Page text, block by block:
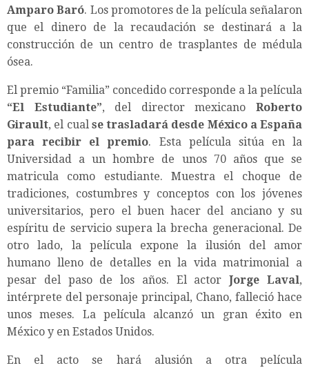
Amparo Baró. Los promotores de la película señalaron
que el dinero de la recaudación se destinará a la
construcción de un centro de trasplantes de médula
ósea.
El premio “Familia” concedido corresponde a la película
“El Estudiante”, del director mexicanoRoberto
Girault, el cual se trasladará desde México a España
para recibir el premio. Esta película sitúa en la
Universidad a un hombre de unos 70 años que se
matricula como estudiante. Muestra el choque de
tradiciones, costumbres y conceptos con los jóvenes
universitarios, pero el buen hacer del anciano y su
espíritu de servicio supera la brecha generacional. De
otro lado, la película expone la ilusión del amor
humano lleno de detalles en la vida matrimonial a
pesar del paso de los años. El actorJorge Laval,
intérprete del personaje principal, Chano, falleció hace
unos meses. La película alcanzó un gran éxito en
México y en Estados Unidos.
En el acto se hará alusión a otra película